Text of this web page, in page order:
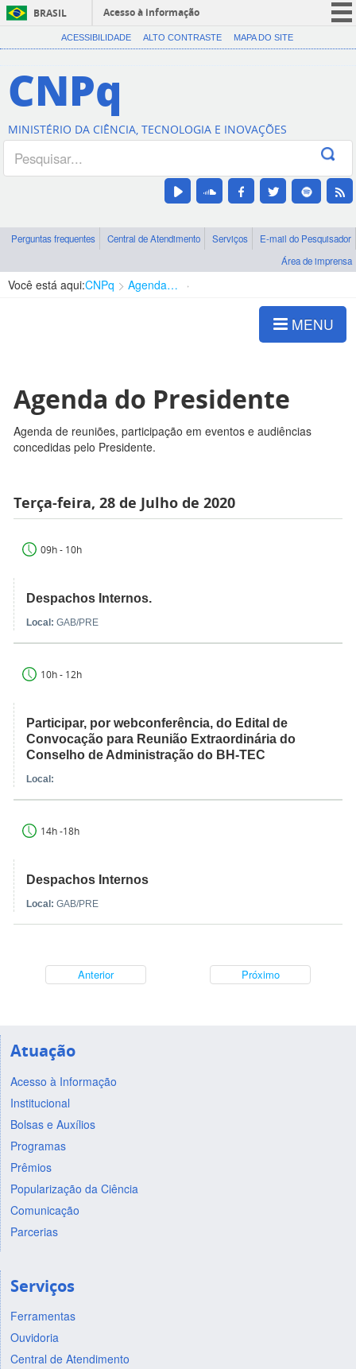
BRASIL
Acesso à informação
CORONAVÍRUS (COVID-19)
Canais
ACESSIBILIDADE ALTO CONTRASTE MAPA DO SITE
CNPq
MINISTÉRIO DA CIÊNCIA, TECNOLOGIA E INOVAÇÕES
Perguntas frequentes Central de Atendimento Serviços
E-mail do Pesquisador
Área de imprensa
Você está aqui:CNPq Agenda de autoridades
MENU
Agenda do Presidente
Agenda de reuniões, participação em eventos e audiências
concedidas pelo Presidente.
Terça-feira, 28 de Julho de 2020
09h - 10h
Despachos Internos.
Local: GAB/PRE
10h - 12h
Participar, por webconferência, do Edital de
Convocação para Reunião Extraordinária do
Conselho de Administração do BH-TEC
Local:
14h -18h
Despachos Internos
Local: GAB/PRE
Anterior Próximo
Atuação
Acesso à Informação
Institucional
Bolsas e Auxílios
Programas
Prêmios
Popularização da Ciência
Comunicação
Parcerias
Serviços
Ferramentas
Ouvidoria
Central de Atendimento